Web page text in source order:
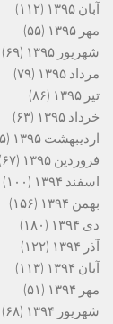
آبان ۱۳۹۵
(۱۱۲)
مهر ۱۳۹۵
(۵۵)
شهریور ۱۳۹۵
(۶۹)
مرداد ۱۳۹۵
(۷۹)
تیر ۱۳۹۵
(۸۶)
خرداد ۱۳۹۵
(۶۳)
اردیبهشت ۱۳۹۵
(۷۵)
فروردین ۱۳۹۵
(۶۷)
اسفند ۱۳۹۴
(۱۰۰)
بهمن ۱۳۹۴
(۱۵۶)
دی ۱۳۹۴
(۱۸۰)
آذر ۱۳۹۴
(۱۲۲)
آبان ۱۳۹۴
(۱۱۳)
مهر ۱۳۹۴
(۵۱)
شهریور ۱۳۹۴
(۶۸)